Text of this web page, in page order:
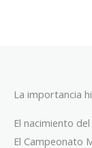
La importancia
El nacimiento
El Campeonato